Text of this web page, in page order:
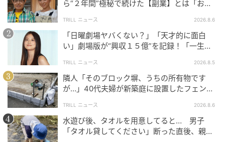
出典：リビングかごしまWeb
ら“２年間”極秘で続けた【副業】とは「お金
TRILL ニュース 2026.8.6
「日曜劇場ヤバくない？」「天才的に面白
い」劇場版が“興収１５億”を記録！「一生言
TRILL ニュース 2026.8.5
隣人「そのブロック塀、うちの所有物です
が…」40代夫婦が新築庭に設置したフェン
TRILL ニュース 2026.8.6
水遊び後、タオルを用意してると… 男子
「タオル貸してください」断った直後、親が